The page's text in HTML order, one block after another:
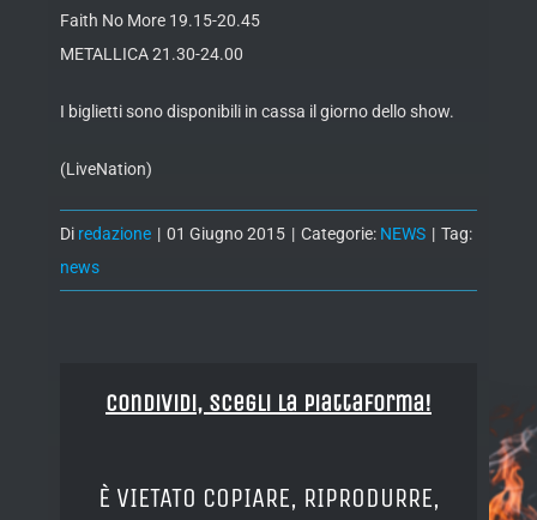
Faith No More 19.15-20.45
METALLICA 21.30-24.00
I biglietti sono disponibili in cassa il giorno dello show.
(LiveNation)
Di redazione | 01 Giugno 2015 | Categorie: NEWS | Tag:
news
Condividi, Scegli la piattaforma!
È VIETATO COPIARE, RIPRODURRE,